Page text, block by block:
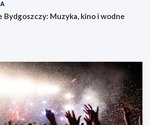
Muzyka, kino i wodne